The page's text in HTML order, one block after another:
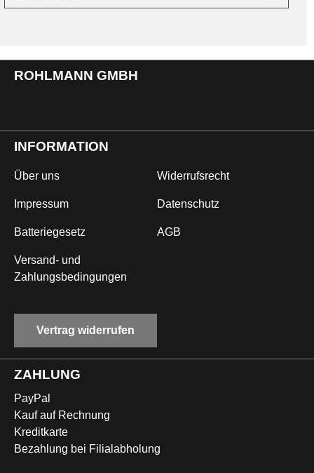
ROHLMANN GMBH
INFORMATION
Über uns Widerrufsrecht
Impressum Datenschutz
Batteriegesetz AGB
Versand- und
Zahlungsbedingungen
Vertrag widerrufen
ZAHLUNG
PayPal
Kauf auf Rechnung
Kreditkarte
Bezahlung bei Filialabholung